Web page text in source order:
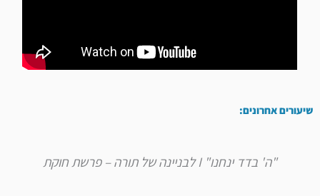
שיעורים אחרונים:
"ה' בדד ינחנו" I לבניינה של תורה – פרשת חוקת